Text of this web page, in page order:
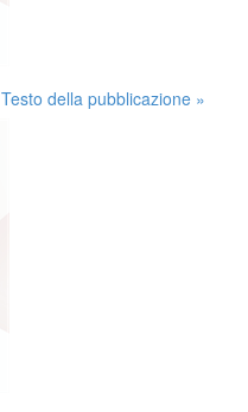
Testo della pubblicazione »